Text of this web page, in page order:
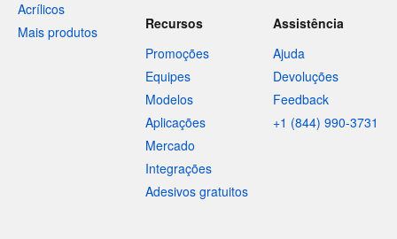
Acrílicos
Mais produtos
Recursos
Promoções
Equipes
Modelos
Aplicações
Mercado
Integrações
Adesivos gratuitos
Assistência
Ajuda
Devoluções
Feedback
+1 (844) 990-3731